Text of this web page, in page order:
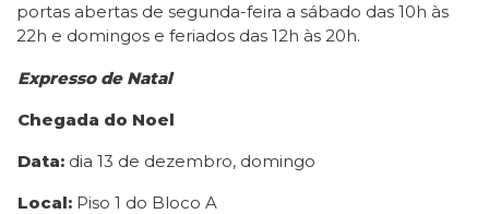
portas abertas de segunda-feira a sábado das 10h às
22h e domingos e feriados das 12h às 20h.
Expresso de Natal
Chegada do Noel
Data: dia 13 de dezembro, domingo
Local: Piso 1 do Bloco A